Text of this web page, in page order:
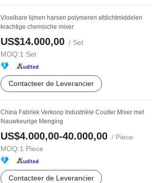
Vloeibare lijmen harsen polymeren afdichtmiddelen
krachtige chemische mixer
US$14.000,00 / Set
MOQ:1 Set
Contacteer de Leverancier
China Fabriek Verkoop Industriële Coulter Mixer met
Nauwkeurige Menging
US$4.000,00-40.000,00 / Piece
MOQ:1 Piece
Contacteer de Leverancier